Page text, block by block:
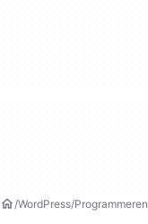
WordPress Programmeren